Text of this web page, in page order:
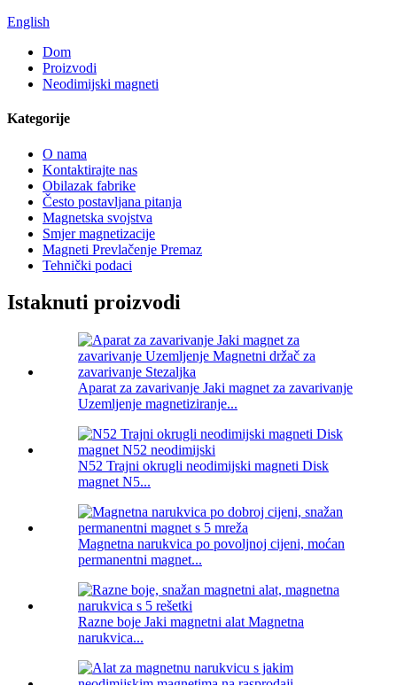
English
Dom
Proizvodi
Neodimijski magneti
Kategorije
O nama
Kontaktirajte nas
Obilazak fabrike
Često postavljana pitanja
Magnetska svojstva
Smjer magnetizacije
Magneti Prevlačenje Premaz
Tehnički podaci
Istaknuti proizvodi
Aparat za zavarivanje Jaki magnet za zavarivanje
Uzemljenje magnetiziranje...
N52 Trajni okrugli neodimijski magneti Disk
magnet N5...
Magnetna narukvica po povoljnoj cijeni, moćan
permanentni magnet...
Razne boje Jaki magnetni alat Magnetna
narukvica...